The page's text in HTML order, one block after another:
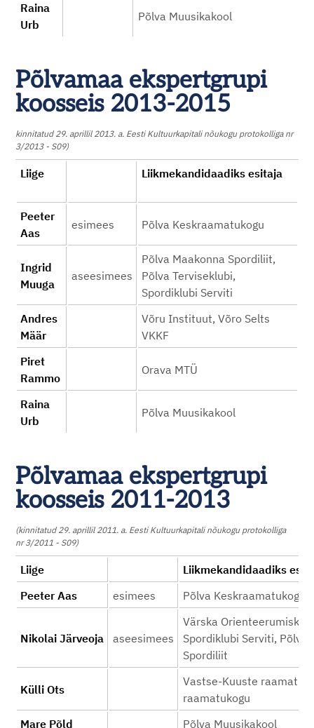
Raina
Urb
Põlva Muusikakool
Põlvamaa ekspertgrupi
koosseis 2013-2015
kinnitatud 29. aprillil 2013. a. Eesti Kultuurkapitali nõukogu protokolliga nr
3/2013 - S09)
Liige Liikmekandidaadiks esitaja
Peeter
Aas
esimees Põlva Keskraamatukogu
Ingrid
Muuga
aseesimees
Põlva Maakonna Spordiliit,
Põlva Terviseklubi,
Spordiklubi Serviti
Andres
Määr
Võru Instituut, Võro Selts
VKKF
Piret
Rammo
Orava MTÜ
Raina
Urb
Põlva Muusikakool
Põlvamaa ekspertgrupi
koosseis 2011-2013
(kinnitatud 29. aprillil 2011. a. Eesti Kultuurkapitali nõukogu protokolliga
nr 3/2011 - S09)
Liige
Peeter Aas
esimees Põlva Keskraamatukogu
Nikolai Järveoja aseesimees
Värska
Spordiklubi Serviti, Põlva
Spordiliit
Külli Ots
Vastse-Kuuste
raamatukogu
Mare Põld
Põlva Muusikakool